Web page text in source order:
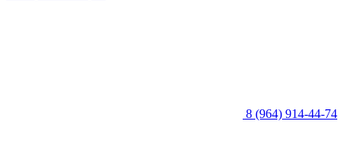
8 (964) 914-44-74